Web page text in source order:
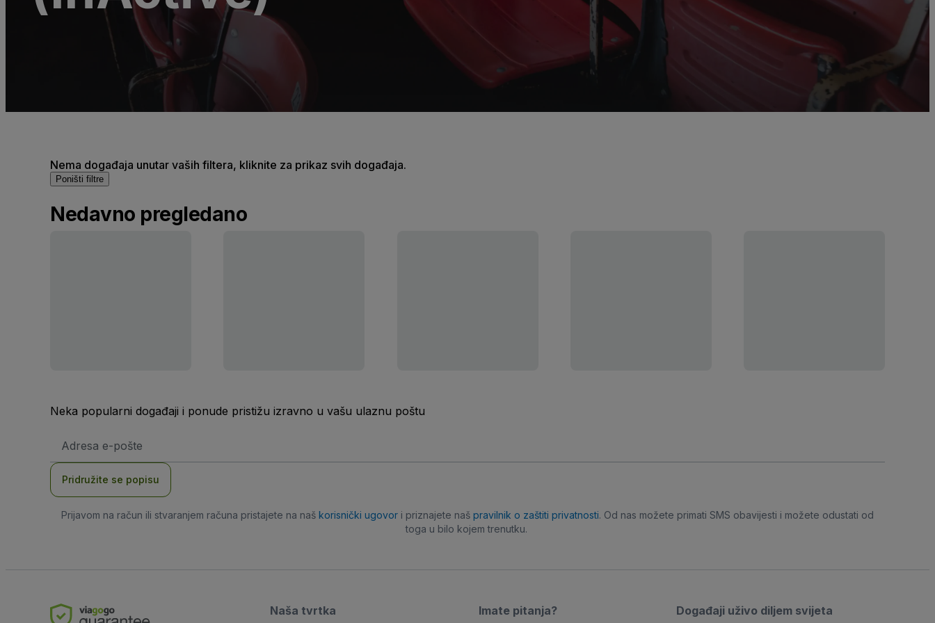
Nema događaja unutar vaših filtera, kliknite za prikaz svih događaja.
Poništi filtre
Nedavno pregledano
Neka popularni događaji i ponude pristižu izravno u vašu ulaznu poštu
mail
Pridružite se popisu
Prijavom na račun ili stvaranjem računa pristajete na naš korisnički ugovor i priznajete naš pravilnik o zaštiti privatnosti. Od nas možete primati SMS obavijesti i možete odustati od
toga u bilo kojem trenutku.
Događaji uživo diljem svijeta
Naša tvrtka Imate pitanja?